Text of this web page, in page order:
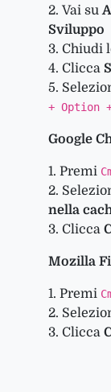
Vai su
Sviluppo
Chiudi
Clicca
+ Option
Google
Premi
nella
Clicca
Mozilla
Premi
Clicca